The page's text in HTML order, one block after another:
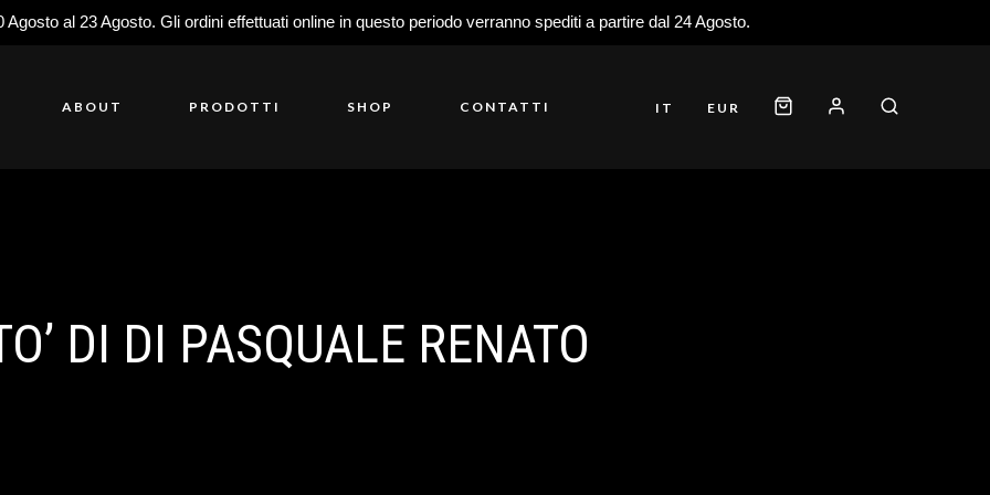
al 23 Agosto. Gli ordini effettuati online in questo periodo verranno spediti a partire dal 24 Agosto.
ABOUT PRODOTTI SHOP CONTATTI IT EUR
DI DI PASQUALE RENATO